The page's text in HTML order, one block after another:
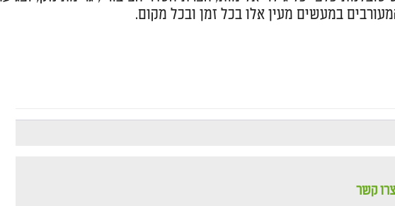
במעשים מעין אלו בכל זמן ובכל מקום.
צרו קשר